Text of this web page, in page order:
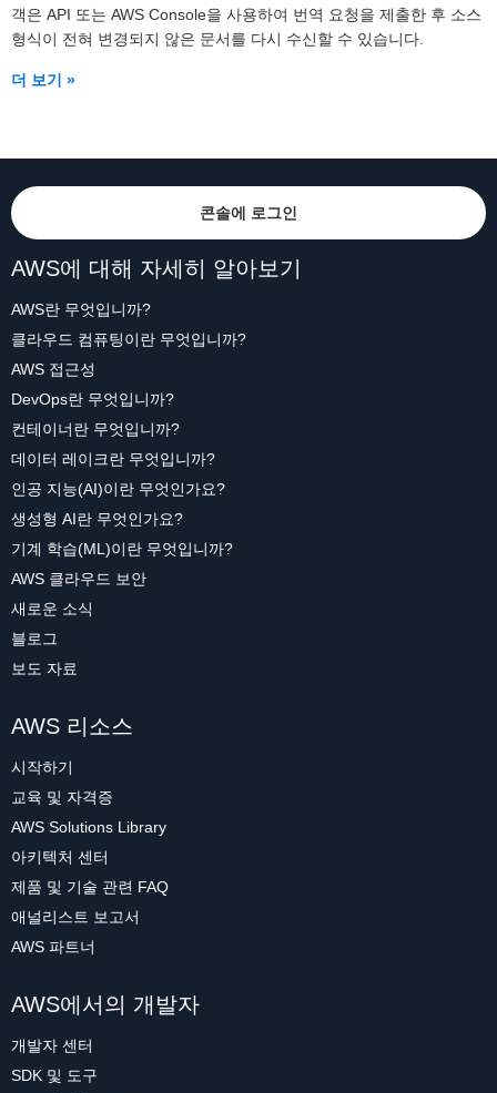
객은 API 또는 AWS Console을 사용하여 번역 요청을 제출한 후 소스
형식이 전혀 변경되지 않은 문서를 다시 수신할 수 있습니다.
더 보기 »
콘솔에 로그인
AWS에 대해 자세히 알아보기
AWS란 무엇입니까?
클라우드 컴퓨팅이란 무엇입니까?
AWS 접근성
DevOps란 무엇입니까?
컨테이너란 무엇입니까?
데이터 레이크란 무엇입니까?
인공 지능(AI)이란 무엇인가요?
생성형 AI란 무엇인가요?
기계 학습(ML)이란 무엇입니까?
AWS 클라우드 보안
새로운 소식
블로그
보도 자료
AWS 리소스
시작하기
교육 및 자격증
AWS Solutions Library
아키텍처 센터
제품 및 기술 관련 FAQ
애널리스트 보고서
AWS 파트너
AWS에서의 개발자
개발자 센터
SDK 및 도구